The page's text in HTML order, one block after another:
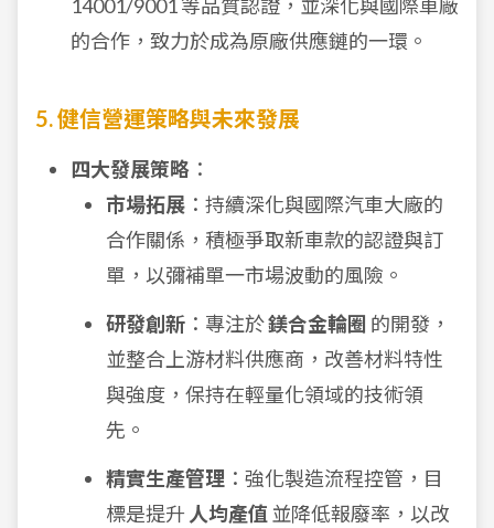
14001/9001 等品質認證，並深化與國際車廠
的合作，致力於成為原廠供應鏈的一環。
5. 健信營運策略與未來發展
四大發展策略 ：
市場拓展 ：持續深化與國際汽車大廠的
合作關係，積極爭取新車款的認證與訂
單，以彌補單一市場波動的風險。
研發創新 ：專注於鎂合金輪圈 的開發，
並整合上游材料供應商，改善材料特性
與強度，保持在輕量化領域的技術領
先。
精實生產管理 ：強化製造流程控管，目
標是提升 人均產值 並降低報廢率，以改